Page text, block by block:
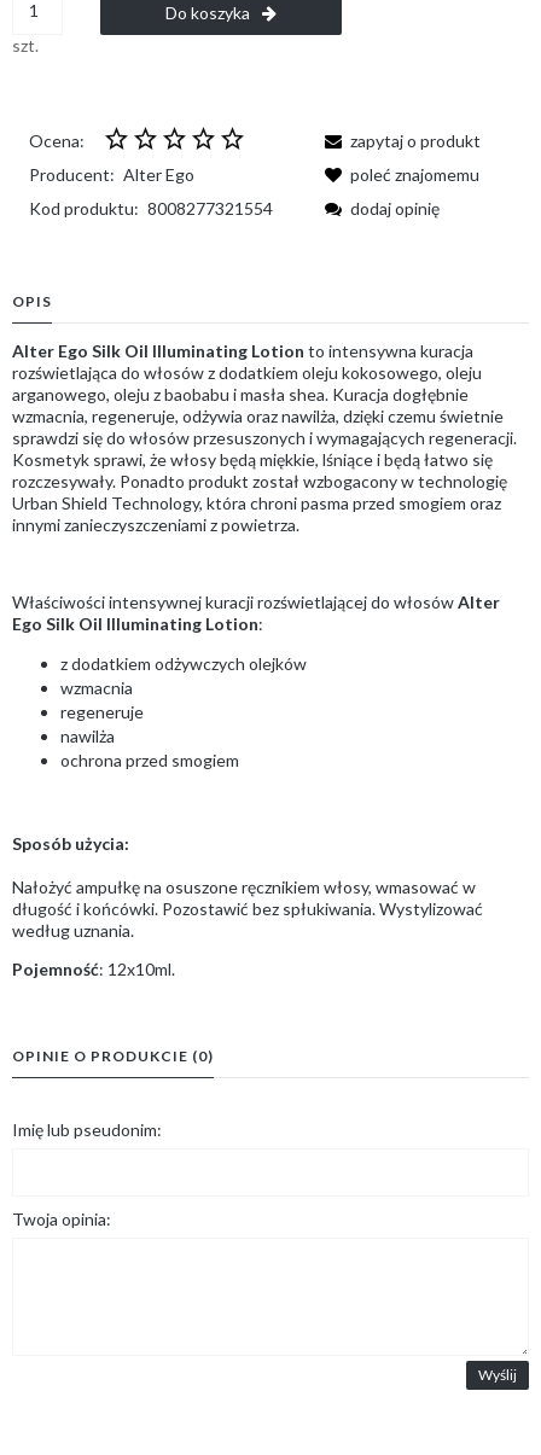
szt.
Do koszyka
Ocena:
Producent: Alter Ego
Kod produktu: 8008277321554
zapytaj o produkt
poleć znajomemu
dodaj opinię
OPIS
Alter Ego Silk Oil Illuminating Lotion to intensywna kuracja
rozświetlająca do włosów z dodatkiem oleju kokosowego, oleju
arganowego, oleju z baobabu i masła shea. Kuracja dogłębnie
wzmacnia, regeneruje, odżywia oraz nawilża, dzięki czemu świetnie
sprawdzi się do włosów przesuszonych i wymagających regeneracji.
Kosmetyk sprawi, że włosy będą miękkie, lśniące i będą łatwo się
rozczesywały. Ponadto produkt został wzbogacony w technologię
Urban Shield Technology, która chroni pasma przed smogiem oraz
innymi zanieczyszczeniami z powietrza.
Właściwości intensywnej kuracji rozświetlającej do włosówAlter
Ego Silk Oil Illuminating Lotion:
z dodatkiem odżywczych olejków
wzmacnia
regeneruje
nawilża
ochrona przed smogiem
Sposób użycia:
Nałożyć ampułkę na osuszone ręcznikiem włosy, wmasować w
długość i końcówki. Pozostawić bez spłukiwania. Wystylizować
według uznania.
Pojemność: 12x10ml.
OPINIE O PRODUKCIE (0)
Imię lub pseudonim:
Twoja opinia:
Wyślij